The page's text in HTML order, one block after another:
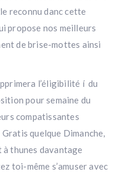
reconnu danc cette
propose nos meilleurs
de brise-mottes ainsi
l’éligibilité í du
pour semaine du
compatissantes
quelque Dimanche,
à thunes davantage
toi-même s’amuser avec